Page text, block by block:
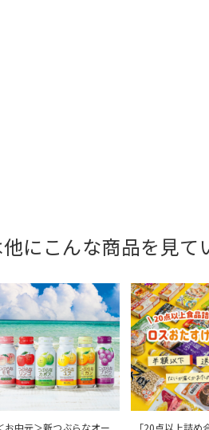
にこんな商品を見て
お中元＞新つぶらなオー
「20点以上詰め